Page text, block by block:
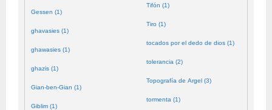
Gessen (1)
ghavasies (1)
ghawasies (1)
ghazis (1)
Gian-ben-Gian (1)
Giblim (1)
Tifón (1)
Tiro (1)
tocados por el dedo de dios (1)
tolerancia (2)
Topografía de Argel (3)
tormenta (1)